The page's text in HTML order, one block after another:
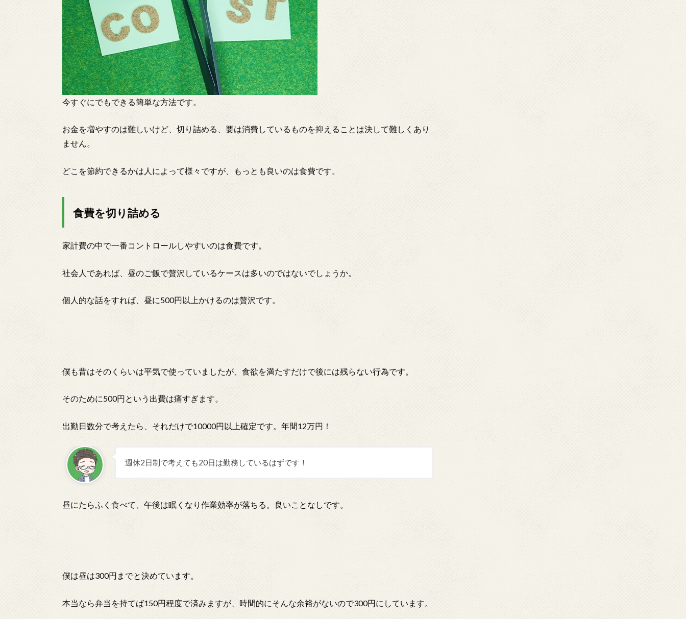
今すぐにでもできる簡単な方法です。
お金を増やすのは難しいけど、切り詰める、要は消費しているものを抑えることは決して難しくあり
ません。
どこを節約できるかは人によって様々ですが、もっとも良いのは食費です。
食費を切り詰める
家計費の中で一番コントロールしやすいのは食費です。
社会人であれば、昼のご飯で贅沢しているケースは多いのではないでしょうか。
個人的な話をすれば、昼に500円以上かけるのは贅沢です。
僕も昔はそのくらいは平気で使っていましたが、食欲を満たすだけで後には残らない行為です。
そのために500円という出費は痛すぎます。
出勤日数分で考えたら、それだけで10000円以上確定です。年間12万円！
週休2日制で考えても20日は勤務しているはずです！
昼にたらふく食べて、午後は眠くなり作業効率が落ちる。良いことなしです。
僕は昼は300円までと決めています。
本当なら弁当を持てば150円程度で済みますが、時間的にそんな余裕がないので300円にしています。